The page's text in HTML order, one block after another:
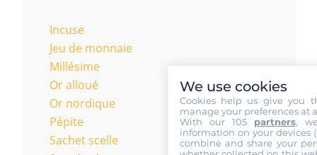
Incuse
Jeu de monnaie
Millésime
Or alloué
Or nordique
Pépite
Sachet scelle
We use cookies
Cookies help us give you
manage your preferences at
With our 105 partners,
information on your devices
combine and share your